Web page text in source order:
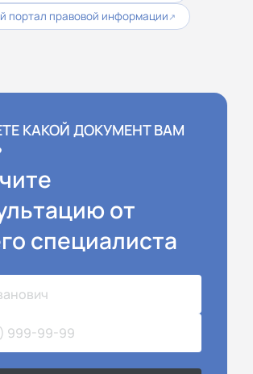
портал правовой информации ↗
КАКОЙ ДОКУМЕНТ ВАМ
от
специалиста